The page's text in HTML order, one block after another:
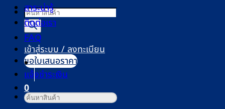
Products
search
เข้าสู่ระบบ / ลงทะเบียน
0
ตะกร้าสินค้า
สาระน่ารู้
ติดต่อเรา
FAQ
ขอใบเสนอราคา
แจ้งชำระเงิน
ค้นหา: